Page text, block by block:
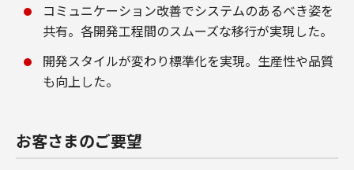
コミュニケーション改善でシステムのあるべき姿を
共有。各開発工程間のスムーズな移行が実現した。
開発スタイルが変わり標準化を実現。生産性や品質
も向上した。
お客さまのご要望